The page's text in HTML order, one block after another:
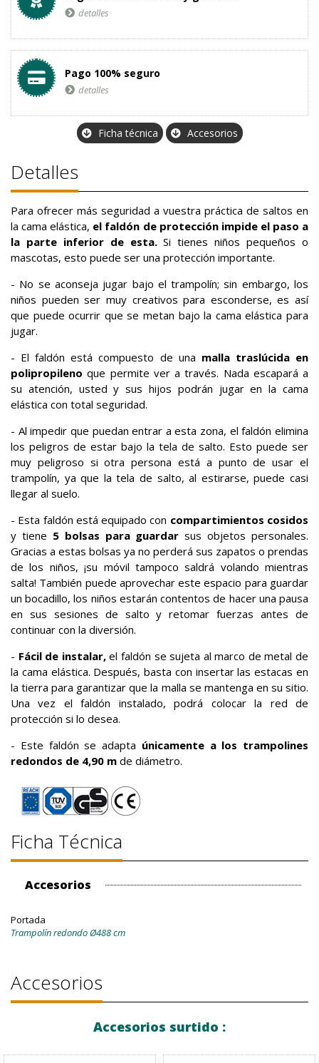
detalles
Pago 100% seguro
detalles
Ficha técnica Accesorios
Detalles
Para ofrecer más seguridad a vuestra práctica de saltos en
la cama elástica, el faldón de protección impide el paso a
la parte inferior de esta.Si tienes niños pequeños o
mascotas, esto puede ser una protección importante.
- No se aconseja jugar bajo el trampolín; sin embargo, los
niños pueden ser muy creativos para esconderse, es así
que puede ocurrir que se metan bajo la cama elástica para
jugar.
- El faldón está compuesto de una malla traslúcida en
polipropileno que permite ver a través. Nada escapará a
su atención, usted y sus hijos podrán jugar en la cama
elástica con total seguridad.
- Al impedir que puedan entrar a esta zona, el faldón elimina
los peligros de estar bajo la tela de salto. Esto puede ser
muy peligroso si otra persona está a punto de usar el
trampolín, ya que la tela de salto, al estirarse, puede casi
llegar al suelo.
- Esta faldón está equipado con compartimientos cosidos
y tiene 5 bolsas para guardar sus objetos personales.
Gracias a estas bolsas ya no perderá sus zapatos o prendas
de los niños, ¡su móvil tampoco saldrá volando mientras
salta! También puede aprovechar este espacio para guardar
un bocadillo, los niños estarán contentos de hacer una pausa
en sus sesiones de salto y retomar fuerzas antes de
continuar con la diversión.
- Fácil de instalar,el faldón se sujeta al marco de metal de
la cama elástica. Después, basta con insertar las estacas en
la tierra para garantizar que la malla se mantenga en su sitio.
Una vez el faldón instalado, podrá colocar la red de
protección si lo desea.
- Este faldón se adapta únicamente a los trampolines
redondos de 4,90 m de diámetro.
Ficha Técnica
Accesorios
Portada
Trampolín redondo Ø488 cm
Accesorios
Accesorios surtido :